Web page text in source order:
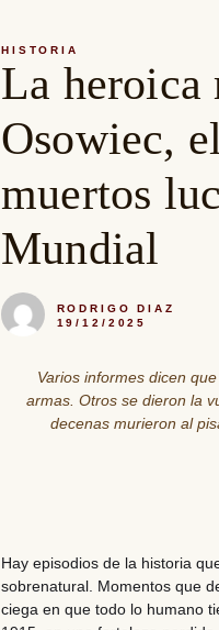
HISTORIA
La heroica
Osowiec,
muertos
Mundial
RODRIGO DIAZ
19/12/2025
Varios informes dicen
armas. Otros se dieron la
decenas murieron al
Hay episodios de la historia
sobrenatural. Momentos que
ciega en que todo lo humano